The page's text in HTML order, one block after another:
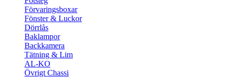
Förvaringsboxar
Fönster & Luckor
Dörrlås
Baklampor
Backkamera
Tätning & Lim
AL-KO
Övrigt Chassi